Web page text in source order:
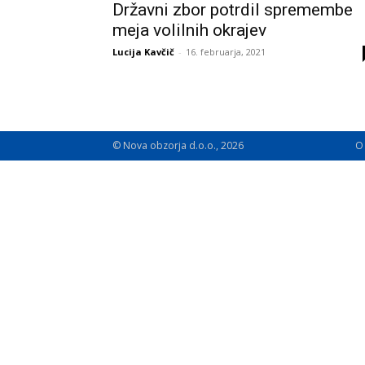
Državni zbor potrdil spremembe
meja volilnih okrajev
Lucija Kavčič - 16. februarja, 2021
© Nova obzorja d.o.o., 2026